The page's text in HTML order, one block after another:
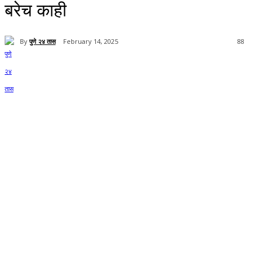
बरेच काही
By पुणे २४ तास February 14, 2025 88